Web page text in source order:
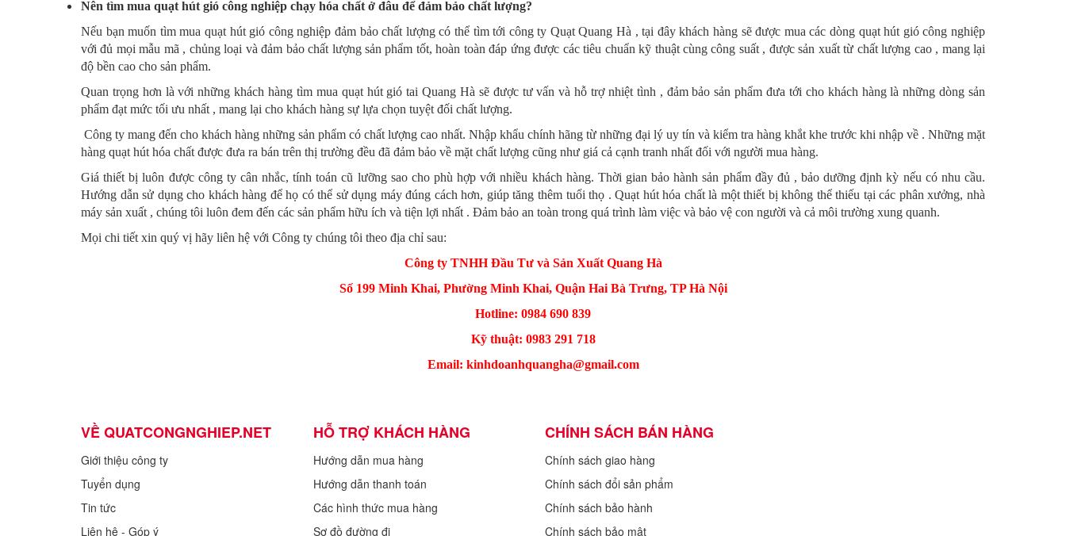
Nên tìm mua quạt hút gió công nghiệp chạy hóa chất ở đâu để đảm bảo chất lượng?
Nếu bạn muốn tìm mua quạt hút gió công nghiệp đảm bảo chất lượng có thể tìm tới công ty Quạt Quang Hà , tại đây khách hàng sẽ được mua các dòng quạt hút gió công nghiệp
với đủ mọi mẫu mã , chủng loại và đảm bảo chất lượng sản phẩm tốt, hoàn toàn đáp ứng được các tiêu chuẩn kỹ thuật cùng công suất , được sản xuất từ chất lượng cao , mang lại
độ bền cao cho sản phẩm.
Quan trọng hơn là với những khách hàng tìm mua quạt hút gió tai Quang Hà sẽ được tư vấn và hỗ trợ nhiệt tình , đảm bảo sản phẩm đưa tới cho khách hàng là những dòng sản
phẩm đạt mức tối ưu nhất , mang lại cho khách hàng sự lựa chọn tuyệt đối chất lượng.
Công ty mang đến cho khách hàng những sản phẩm có chất lượng cao nhất. Nhập khẩu chính hãng từ những đại lý uy tín và kiểm tra hàng khắt khe trước khi nhập về . Những mặt
hàng quạt hút hóa chất được đưa ra bán trên thị trường đều đã đảm bảo về mặt chất lượng cũng như giá cả cạnh tranh nhất đối với người mua hàng.
Giá thiết bị luôn được công ty cân nhắc, tính toán cũ lưỡng sao cho phù hợp với nhiều khách hàng. Thời gian bảo hành sản phẩm đầy đủ , bảo dưỡng định kỳ nếu có nhu cầu.
Hướng dẫn sử dụng cho khách hàng để họ có thể sử dụng máy đúng cách hơn, giúp tăng thêm tuổi thọ . Quạt hút hóa chất là một thiết bị không thể thiếu tại các phân xưởng, nhà
máy sản xuất , chúng tôi luôn đem đến các sản phẩm hữu ích và tiện lợi nhất . Đảm bảo an toàn trong quá trình làm việc và bảo vệ con người và cả môi trường xung quanh.
Mọi chi tiết xin quý vị hãy liên hệ với Công ty chúng tôi theo địa chỉ sau:
Công ty TNHH Đầu Tư và Sản Xuất Quang Hà
Số 199 Minh Khai, Phường Minh Khai, Quận Hai Bà Trưng, TP Hà Nội
Hotline: 0984 690 839
Kỹ thuật: 0983 291 718
Email: kinhdoanhquangha@gmail.com
VỀ QUATCONGNGHIEP.NET
Giới thiệu công ty
Tuyển dụng
Tin tức
Liên hệ - Góp ý
HỖ TRỢ KHÁCH HÀNG
Hướng dẫn mua hàng
Hướng dẫn thanh toán
Các hình thức mua hàng
Sơ đồ đường đi
CHÍNH SÁCH BÁN HÀNG
Chính sách giao hàng
Chính sách đổi sản phẩm
Chính sách bảo hành
Chính sách bảo mật